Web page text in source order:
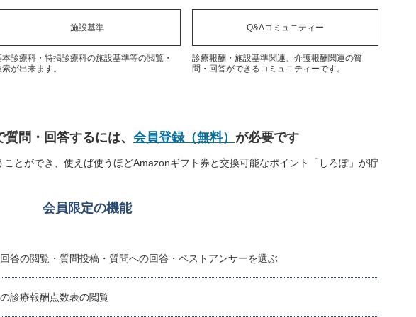
施設基準
本診療科・特掲診療科の施設基準等の閲覧・
索が出来ます。
Q&Aコミュニティー
診療報酬・施設基準関連、介護報酬関連の質
問・回答ができるコミュニティーです。
問・回答するには、 会員登録（無料） が必要です
とができ、使えば使うほどAmazonギフト券と交換可能なポイント「しろぽ」が貯
会員限定の機能
答の閲覧・質問投稿・質問への回答・ベストアンサーを選ぶ
診療報酬点数表の閲覧